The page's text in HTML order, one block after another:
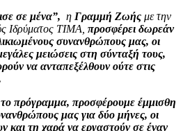
σε μένα”, η Γραμμή Ζωής με την
Ιδρύματος ΤΙΜΑ, προσφέρει δωρεάν
συνανθρώπους μας, οι
μειώσεις στη σύνταξή τους,
να ανταπεξέλθουν ούτε στις
πρόγραμμα, προσφέρουμε έμμισθη
μας για δύο μήνες, οι
και τη χαρά να εργαστούν σε έναν